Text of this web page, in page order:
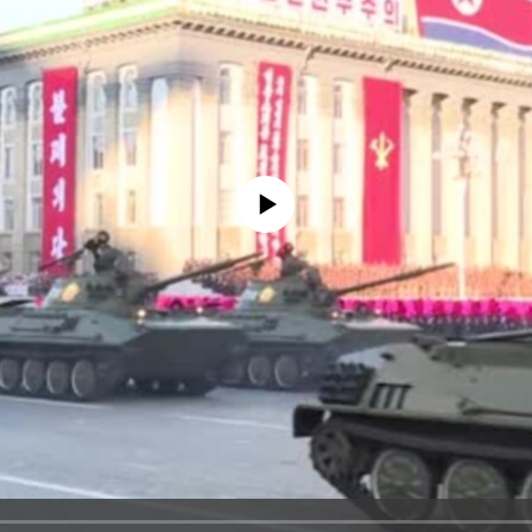
No media source currently available